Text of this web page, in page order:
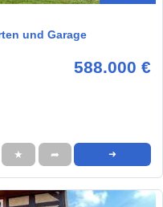
und Garage
588.000 €
★ ➦ ➜